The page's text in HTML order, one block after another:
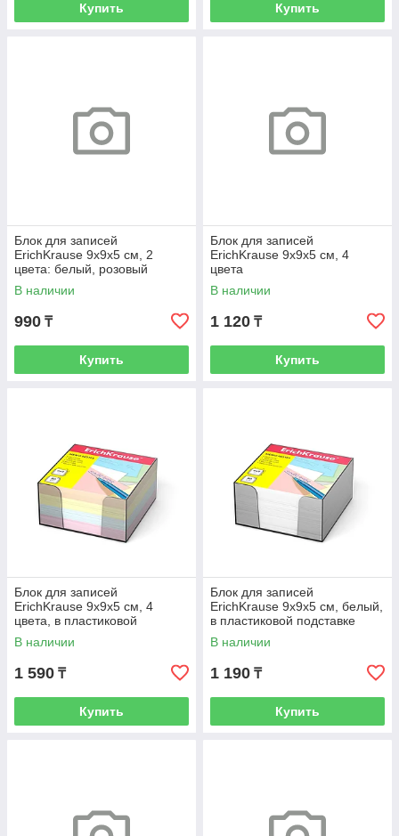
Купить Купить
Блок для записей
ErichKrause 9x9x5 см, 2
цвета: белый, розовый
В наличии
990 ₸
Купить
Блок для записей
ErichKrause 9x9x5 см, 4
цвета
В наличии
1 120 ₸
Купить
Блок для записей
ErichKrause 9x9x5 см, 4
цвета, в пластиковой
подставке
В наличии
1 590 ₸
Купить
Блок для записей
ErichKrause 9x9x5 см, белый,
в пластиковой подставке
В наличии
1 190 ₸
Купить